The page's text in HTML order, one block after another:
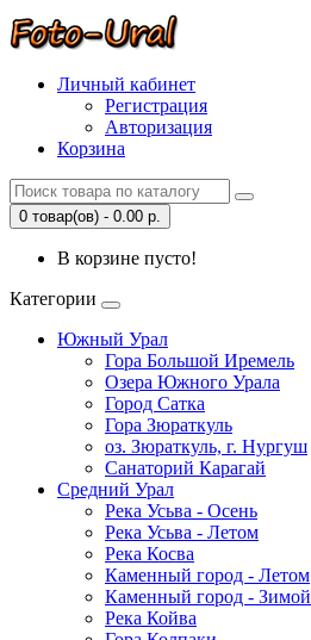
Личный кабинет
Регистрация
Авторизация
Корзина
0 товар(ов) - 0.00 р.
В корзине пусто!
Категории
Южный Урал
Гора Большой Иремель
Озера Южного Урала
Город Сатка
Гора Зюраткуль
оз. Зюраткуль, г. Нургуш
Санаторий Карагай
Средний Урал
Река Усьва - Осень
Река Усьва - Летом
Река Косва
Каменный город - Летом
Каменный город - Зимой
Река Койва